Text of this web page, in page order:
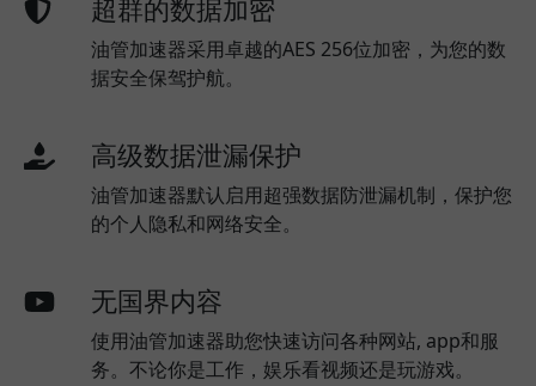
超群的数据加密
油管加速器采用卓越的AES 256位加密，为您的数
据安全保驾护航。
高级数据泄漏保护
油管加速器默认启用超强数据防泄漏机制，保护您
的个人隐私和网络安全。
无国界内容
使用油管加速器助您快速访问各种网站, app和服
务。不论你是工作，娱乐看视频还是玩游戏。